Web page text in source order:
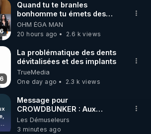
CENSURÉES SUR ODYSEE
Youtube sont aussi sur la
EN PRÉSENTIEL
Quand tu te branles
bonhomme tu émets des
ondes ils ont juste omis de
t'expliquer
OHM ÉGA MAN
20 hours ago
2.6 k views
La problématique des dents
dévitalisées et des implants
TrueMedia
One day ago
2.3 k views
Message pour
CROWDBUNKER : Aux
développeurs du site,
pouvez-vous svp remettre la
Les Démuseleurs
3 minutes ago